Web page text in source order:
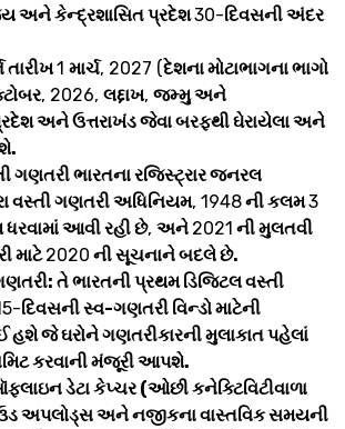
અને કેન્દ્રશાસિત પ્રદેશ30-દિવસની અંદર
તારીખ1 માર્ચ, 2027 (દેશના મોટાભાગના ભાગો
, 2026, લદ્દાખ, જમ્મુ અને
અને ઉત્તરાખંડ જેવા બરફથી ઘેરાયેલા અને
ગણતરી ભારતના રજિસ્ટ્રાર જનરલ
વસ્તી ગણતરી અધિનિયમ, 1948ની કલમ3
આવી રહી છે, અને 2021 ની મુલતવી
માટે2020 ની સૂચનાને બદલે છે.
તે ભારતની પ્રથમ ડિજિટલ વસ્તી
દિવસની સ્વ-ગણતરી વિન્ડો માટેની
હશે જે ઘરોને ગણતરીકારની મુલાકાત પહેલાં
કરવાની મંજૂરી આપશે.
ડેટા કેપ્ચર (ઓછી કનેક્ટિવિટીવાળા
અપલોડ્સ અને નજીકના વાસ્તવિક સમયની